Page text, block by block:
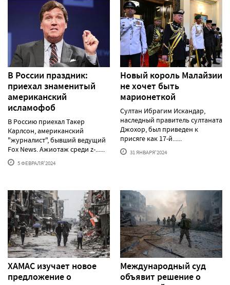
В России праздник:
приехал знаменитый
американский
исламофоб
В Россию приехал Такер
Карлсон, американский
"журналист", бывший ведущий
Fox News. Ажиотаж среди z-......
5 ФЕВРАЛЯ'2024
Новый король Малайзии
не хочет быть
марионеткой
Султан Ибрагим Искандар,
наследный правитель султаната
Джохор, был приведен к
присяге как 17-й......
31 ЯНВАРЯ'2024
ХАМАС изучает новое
предложение о
Международный суд
объявит решение о